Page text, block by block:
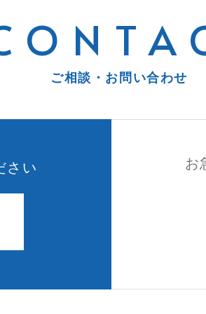
ご相談・お問い合わせ
さい お